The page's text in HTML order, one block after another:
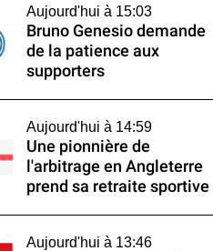
Aujourd'hui à 15:03
Bruno Genesio demande
de la patience aux
supporters
Aujourd'hui à 14:59
Une pionnière de
l'arbitrage en Angleterre
prend sa retraite sportive
Aujourd'hui à 13:46